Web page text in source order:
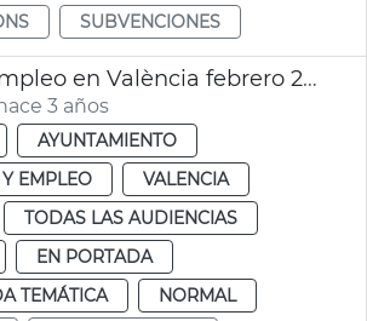
SUBVENCIONES
Datos de empleo en València febrero 2023
3 años
AYUNTAMIENTO
EMPLEO
VALENCIA
TODAS LAS AUDIENCIAS
EN PORTADA
TEMÁTICA
NORMAL